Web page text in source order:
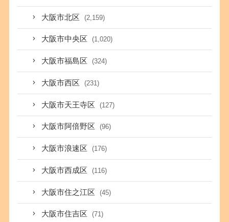
大阪市北区 (2,159)
大阪市中央区 (1,020)
大阪市福島区 (324)
大阪市西区 (231)
大阪市天王寺区 (127)
大阪市阿倍野区 (96)
大阪市浪速区 (176)
大阪市西成区 (116)
大阪市住之江区 (45)
大阪市住吉区 (71)